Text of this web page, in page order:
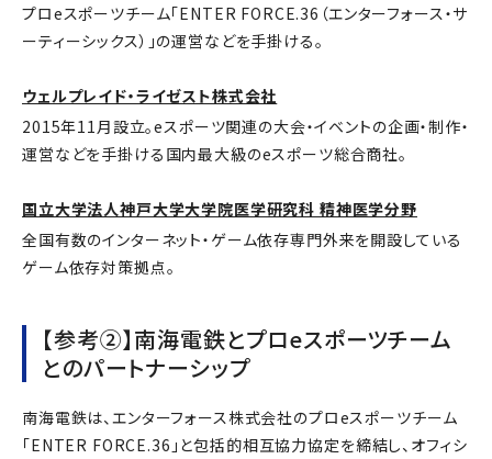
プロeスポーツチーム「ENTER FORCE.36（エンターフォース・サ
ーティーシックス）」の運営などを手掛ける。
ウェルプレイド・ライゼスト株式会社
2015年11月設立。eスポーツ関連の大会・イベントの企画・制作・
運営などを手掛ける国内最大級のeスポーツ総合商社。
国立大学法人神戸大学大学院医学研究科 精神医学分野
全国有数のインターネット・ゲーム依存専門外来を開設している
ゲーム依存対策拠点。
【参考②】南海電鉄とプロeスポーツチーム
とのパートナーシップ
南海電鉄は、エンターフォース株式会社のプロeスポーツチーム
「ENTER FORCE.36」と包括的相互協力協定を締結し、オフィシ